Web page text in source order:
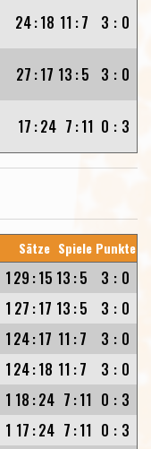
24:18 11 :7 3 : 0
27 :17 13 :5 3 : 0
17 :24 7 :11 0 : 3
Sätze Spiele Punkte
129 :15 13 :5 3 : 0
1 27 :17 13 :5 3 : 0
124:17 11 :7 3 : 0
124:18 11 :7 3 : 0
1 18 :24 7 :11 0 : 3
1 17 :24 7 :11 0 : 3